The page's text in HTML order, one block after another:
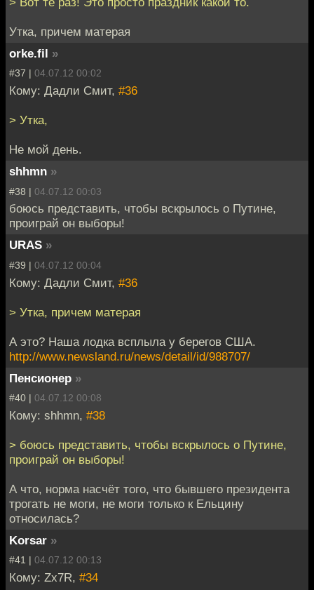
Утка, причем матерая
orke.fil »
#37 | 04.07.12 00:02
Кому: Дадли Смит, #36
> Утка,
Не мой день.
shhmn »
#38 | 04.07.12 00:03
боюсь представить, чтобы вскрылось о Путине,
проиграй он выборы!
URAS »
#39 | 04.07.12 00:04
Кому: Дадли Смит, #36
> Утка, причем матерая
А это? Наша лодка всплыла у берегов США.
http://www.newsland.ru/news/detail/id/988707/
Пенсионер »
#40 | 04.07.12 00:08
Кому: shhmn, #38
> боюсь представить, чтобы вскрылось о Путине,
проиграй он выборы!
А что, норма насчёт того, что бывшего президента
трогать не моги, не моги только к Ельцину
относилась?
Korsar »
#41 | 04.07.12 00:13
Кому: Zx7R, #34